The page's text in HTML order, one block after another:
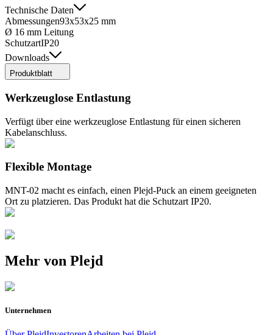
Technische Daten
Abmessungen93x53x25 mm
Ø 16 mm Leitung
SchutzartIP20
Downloads
Produktblatt
Werkzeuglose Entlastung
Verfügt über eine werkzeuglose Entlastung für einen sicheren
Kabelanschluss.
Flexible Montage
MNT-02 macht es einfach, einen Plejd-Puck an einem geeigneten
Ort zu platzieren. Das Produkt hat die Schutzart IP20.
Mehr von Plejd
Unternehmen